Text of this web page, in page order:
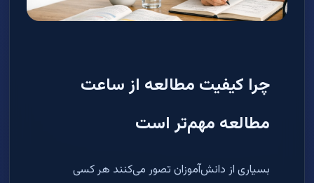
چرا کیفیت مطالعه از ساعت
مطالعه مهم‌تر است
بسیاری از دانش‌آموزان تصور می‌کنند هر کسی